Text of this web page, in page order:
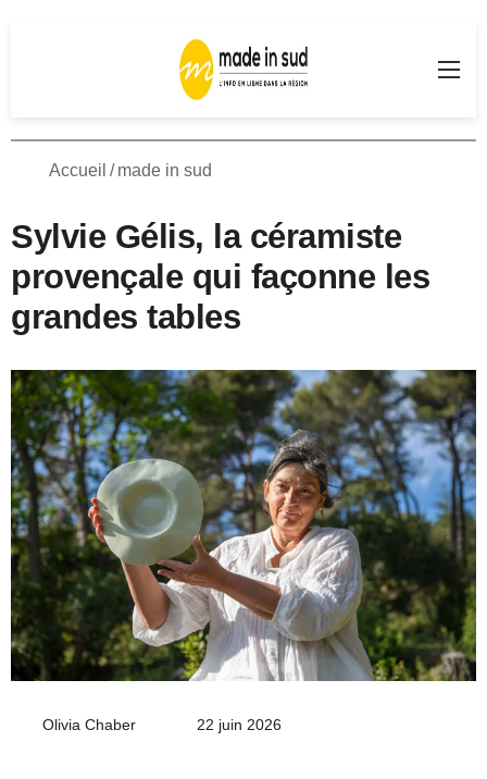
Accueil / made in sud
Sylvie Gélis, la céramiste
provençale qui façonne les
grandes tables
Olivia Chaber
Envoyer22 juin 2026